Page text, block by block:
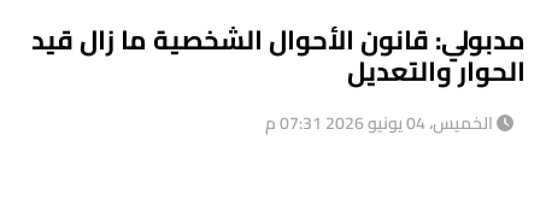
مدبولي: قانون الأحوال الشخصية ما زال قيد
الحوار والتعديل
الخميس، 04 يونيو 2026 07:31 م